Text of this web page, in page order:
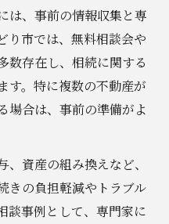
は、事前の情報収集と専
り市では、無料相談会や
数存在し、相続に関する
す。特に複数の不動産が
場合は、事前の準備がよ
資産の組み換えなど、
きの負担軽減やトラブル
談事例として、専門家に